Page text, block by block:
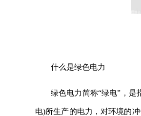
什么是绿色电力
绿色电力简称“绿电”，
电)所生产的电力，对环境的